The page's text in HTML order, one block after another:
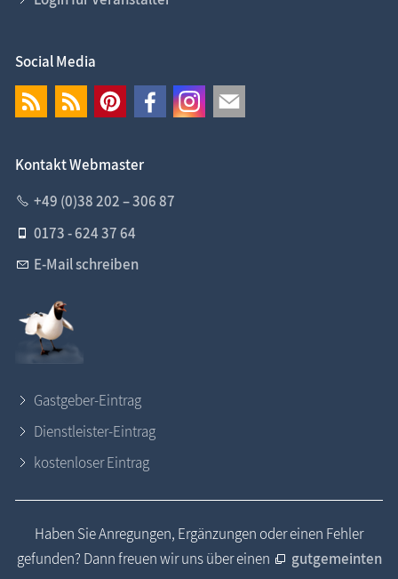
Social Media
Kontakt Webmaster
+49 (0)38 202 – 306 87
0173 - 624 37 64
E-Mail schreiben
Gastgeber-Eintrag
Dienstleister-Eintrag
kostenloser Eintrag
Haben Sie Anregungen, Ergänzungen oder einen Fehler
gefunden? Dann freuen wir uns über einen
gutgemeinten